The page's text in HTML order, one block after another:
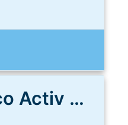
Fendt Bianco Activ 465 SGE